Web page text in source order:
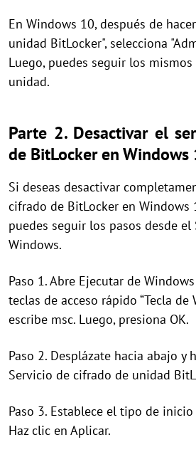
En Windows 10, después de
unidad BitLocker", selecciona
Luego, puedes seguir los
unidad.
Parte 2. Desactivar el
de BitLocker en
Si deseas desactivar
cifrado de BitLocker en Windows
puedes seguir los pasos desde el
Windows.
Paso 1. Abre Ejecutar de
teclas de acceso rápido “Tecla de
escribe msc. Luego, presiona OK.
Paso 2. Desplázate hacia abajo y
Servicio de cifrado de unidad
Paso 3. Establece el tipo de
Haz clic en Aplicar.